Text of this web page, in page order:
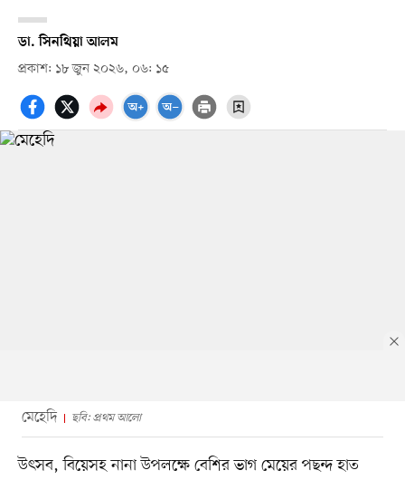
ডা. সিনথিয়া আলম
প্রকাশ: ১৮ জুন ২০২৬, ০৬: ১৫
মেহেদি ছবি: প্রথম আলো
উৎসব, বিয়েসহ নানা উপলক্ষে বেশির ভাগ মেয়ের পছন্দ হাত